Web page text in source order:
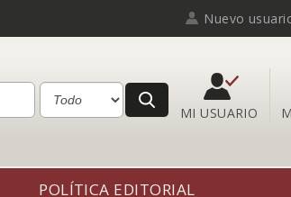
Nuevo
MI USUARIO
POLÍTICA EDITORIAL